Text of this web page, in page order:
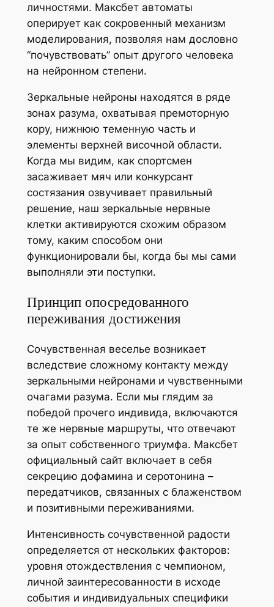
личностями. Максбет автоматы
оперирует как сокровенный механизм
моделирования, позволяя нам дословно
“почувствовать” опыт другого человека
на нейронном степени.
Зеркальные нейроны находятся в ряде
зонах разума, охватывая премоторную
кору, нижнюю теменную часть и
элементы верхней височной области.
Когда мы видим, как спортсмен
засаживает мяч или конкурсант
состязания озвучивает правильный
решение, наш зеркальные нервные
клетки активируются схожим образом
тому, каким способом они
функционировали бы, когда бы мы сами
выполняли эти поступки.
Принцип опосредованного
переживания достижения
Сочувственная веселье возникает
вследствие сложному контакту между
зеркальными нейронами и чувственными
очагами разума. Если мы глядим за
победой прочего индивида, включаются
те же нервные маршруты, что отвечают
за опыт собственного триумфа. Максбет
официальный сайт включает в себя
секрецию дофамина и серотонина –
передатчиков, связанных с блаженством
и позитивными переживаниями.
Интенсивность сочувственной радости
определяется от нескольких факторов:
уровня отождествления с чемпионом,
личной заинтересованности в исходе
события и индивидуальных специфики